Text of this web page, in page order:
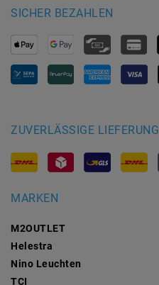
SICHER BEZAHLEN
ZUVERLÄSSIGE LIEFERUNG
MARKEN
M2OUTLET
Helestra
Nino Leuchten
TCI